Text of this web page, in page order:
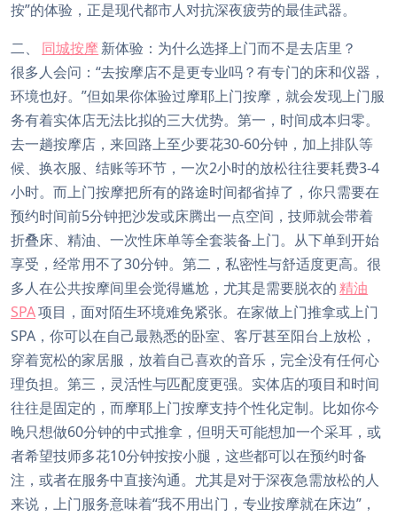
按”的体验，正是现代都市人对抗深夜疲劳的最佳武器。
二、
同城按摩 新体验：为什么选择上门而不是去店里？
很多人会问：“去按摩店不是更专业吗？有专门的床和仪器，
环境也好。”但如果你体验过摩耶上门按摩，就会发现上门服
务有着实体店无法比拟的三大优势。第一，时间成本归零。
去一趟按摩店，来回路上至少要花30-60分钟，加上排队等
候、换衣服、结账等环节，一次2小时的放松往往要耗费3-4
小时。而上门按摩把所有的路途时间都省掉了，你只需要在
预约时间前5分钟把沙发或床腾出一点空间，技师就会带着
折叠床、精油、一次性床单等全套装备上门。从下单到开始
享受，经常用不了30分钟。第二，私密性与舒适度更高。很
多人在公共按摩间里会觉得尴尬，尤其是需要脱衣的精油
SPA项目，面对陌生环境难免紧张。在家做上门推拿或上门
SPA，你可以在自己最熟悉的卧室、客厅甚至阳台上放松，
穿着宽松的家居服，放着自己喜欢的音乐，完全没有任何心
理负担。第三，灵活性与匹配度更强。实体店的项目和时间
往往是固定的，而摩耶上门按摩支持个性化定制。比如你今
晚只想做60分钟的中式推拿，但明天可能想加一个采耳，或
者希望技师多花10分钟按按小腿，这些都可以在预约时备
注，或者在服务中直接沟通。尤其是对于深夜急需放松的人
来说，上门服务意味着“我不用出门，专业按摩就在床边”，